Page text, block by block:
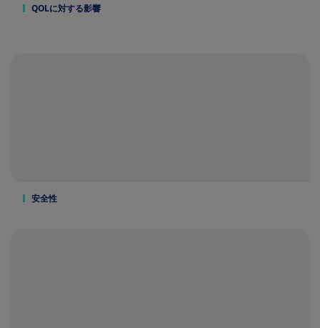
QOLに対する影響
安全性